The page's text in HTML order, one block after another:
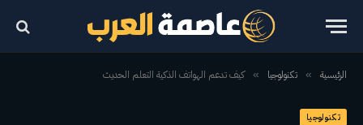
الرئيسية » تكنولوجيا » كيف تدعم الهواتف الذكية التعلم الحديث
تكنولوجيا